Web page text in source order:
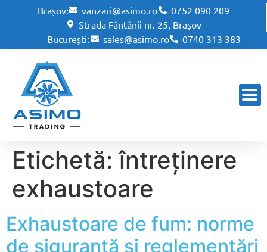
Brașov: vanzari@asimo.ro
0752 090 209
Strada Fântânii nr. 25, Brașov
București:
sales@asimo.ro 0740 313 383
Etichetă:întreținere
exhaustoare
Exhaustoare de fum: norme
de siguranță și reglementări